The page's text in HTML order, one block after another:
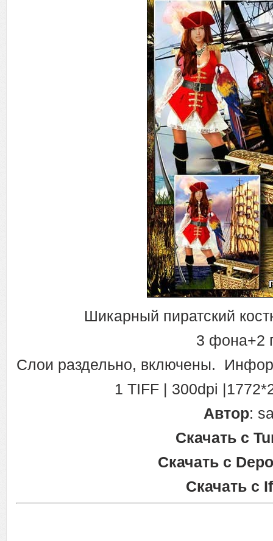
Шикарный пиратский
3 фона+2
Слои раздельно, включены.
1 TIFF | 300dpi
Автор:
Скачать с
Скачать с
Скачать с